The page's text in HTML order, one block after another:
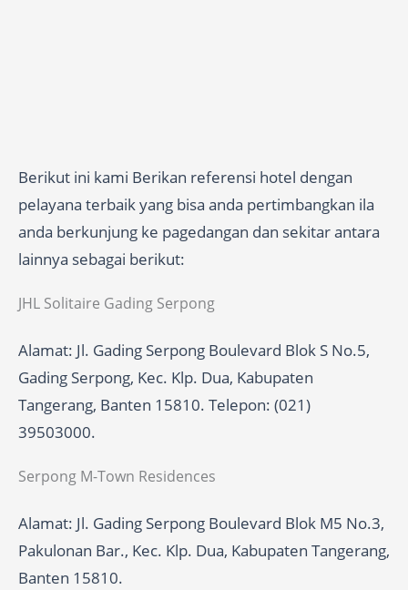
Berikut ini kami Berikan referensi hotel dengan
pelayana terbaik yang bisa anda pertimbangkan ila
anda berkunjung ke pagedangan dan sekitar antara
lainnya sebagai berikut:
JHL Solitaire Gading Serpong
Alamat: Jl. Gading Serpong Boulevard Blok S No.5,
Gading Serpong, Kec. Klp. Dua, Kabupaten
Tangerang, Banten 15810. Telepon: (021)
39503000.
Serpong M-Town Residences
Alamat: Jl. Gading Serpong Boulevard Blok M5 No.3,
Pakulonan Bar., Kec. Klp. Dua, Kabupaten Tangerang,
Banten 15810.